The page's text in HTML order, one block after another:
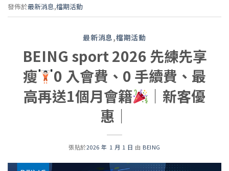
發佈於最新消息,檔期活動
最新消息,檔期活動
BEING sport 2026 先練先享
瘦
0 入會費、0 手續費、最
高再送1個月會籍
｜新客優
惠｜
張貼於2026 年 1 月 1 日 由 BEING